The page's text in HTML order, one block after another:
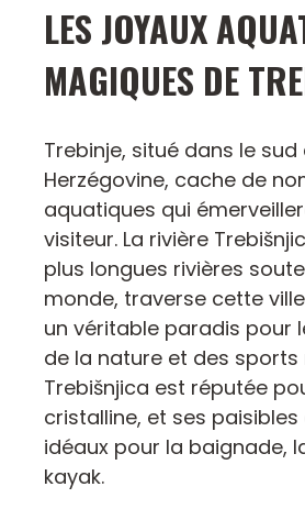
LES JOYAUX
MAGIQUES DE
Trebinje, situé dans le
Herzégovine, cache de
aquatiques qui
visiteur. La rivière
plus longues rivières
monde, traverse cette
un véritable paradis pour
de la nature et des sports
Trebišnjica est réputée
cristalline, et ses
idéaux pour la baignade,
kayak.